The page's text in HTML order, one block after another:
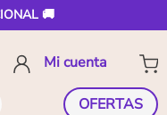
🚚
OFERTAS